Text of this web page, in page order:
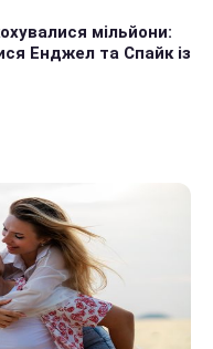
мільйони:
Енджел та Спайк із